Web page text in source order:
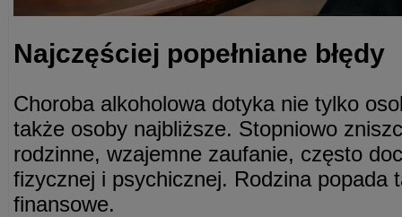
Najczęściej popełniane błędy
Choroba alkoholowa dotyka nie tylko
także osoby najbliższe. Stopniowo
rodzinne, wzajemne zaufanie, często
fizycznej i psychicznej. Rodzina popada
finansowe.